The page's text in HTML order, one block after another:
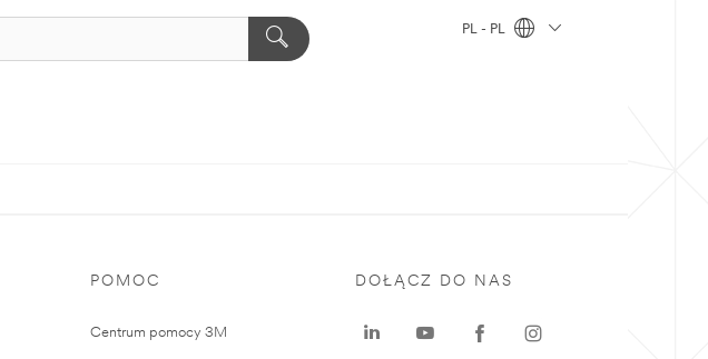
PL - PL
POMOC
Centrum pomocy 3M
DOŁĄCZ DO NAS